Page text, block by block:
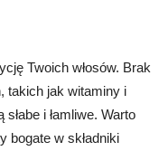
Twoich włosów. Brak
takich jak witaminy i
i łamliwe. Warto
bogate w składniki